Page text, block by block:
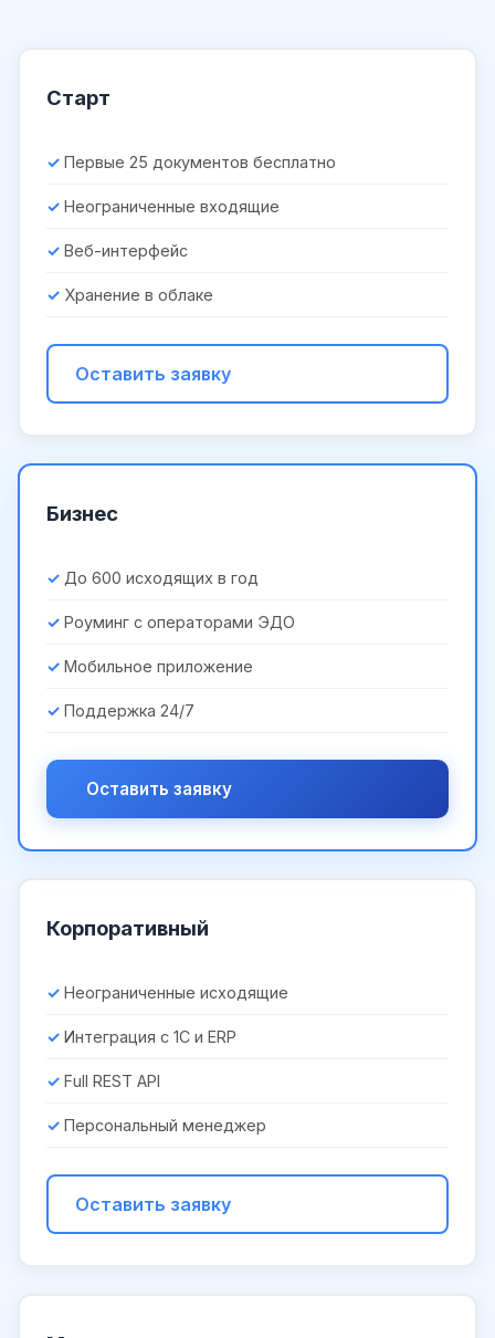
Старт
Первые 25 документов бесплатно
Неограниченные входящие
Веб-интерфейс
Хранение в облаке
Оставить заявку
Бизнес
До 600 исходящих в год
Роуминг с операторами ЭДО
Мобильное приложение
Поддержка 24/7
Оставить заявку
Корпоративный
Неограниченные исходящие
Интеграция с 1С и ERP
Full REST API
Персональный менеджер
Оставить заявку